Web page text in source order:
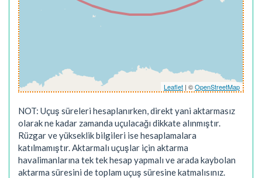
Leaflet | ©OpenStreetMap
NOT: Uçuş süreleri hesaplanırken, direkt yani aktarmasız
olarak ne kadar zamanda uçulacağı dikkate alınmıştır.
Rüzgar ve yükseklik bilgileri ise hesaplamalara
katılmamıştır. Aktarmalı uçuşlar için aktarma
havalimanlarına tek tek hesap yapmalı ve arada kaybolan
aktarma süresini de toplam uçuş süresine katmalısınız.